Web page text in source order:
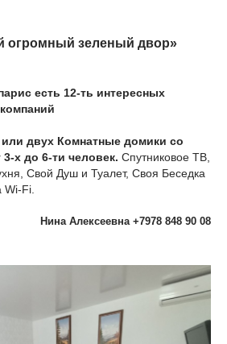
огромный зеленый двор»
есть 12-ть интересных
двух Комнатные домики со
х до 6-ти человек. Спутниковое ТВ,
Свой Душ и Туалет, Своя Беседка
Fi.
Нина Алексеевна +7978 848 90 08